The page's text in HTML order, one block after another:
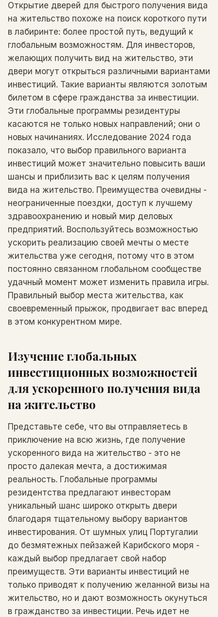
Открытие дверей для быстрого получения вида
на жительство похоже на поиск короткого пути
в лабиринте: более простой путь, ведущий к
глобальным возможностям. Для инвесторов,
желающих получить вид на жительство, эти
двери могут открыться различными вариантами
инвестиций. Такие варианты являются золотым
билетом в сфере гражданства за инвестиции.
Эти глобальные программы резидентуры
касаются не только новых направлений; они о
новых начинаниях. Исследование 2024 года
показало, что выбор правильного варианта
инвестиций может значительно повысить ваши
шансы и приблизить вас к целям получения
вида на жительство. Преимущества очевидны -
неограниченные поездки, доступ к лучшему
здравоохранению и новый мир деловых
предприятий. Воспользуйтесь возможностью
ускорить реализацию своей мечты о месте
жительства уже сегодня, потому что в этом
постоянно связанном глобальном сообществе
удачный момент может изменить правила игры.
Правильный выбор места жительства, как
своевременный прыжок, продвигает вас вперед
в этом конкурентном мире.
Изучение глобальных
инвестиционных возможностей
для ускоренного получения вида
на жительство
Представьте себе, что вы отправляетесь в
приключение на всю жизнь, где получение
ускоренного вида на жительство - это не
просто далекая мечта, а достижимая
реальность. Глобальные программы
резидентства предлагают инвесторам
уникальный шанс широко открыть двери
благодаря тщательному выбору вариантов
инвестирования. От шумных улиц Португалии
до безмятежных пейзажей Карибского моря -
каждый выбор предлагает свой набор
преимуществ. Эти варианты инвестиций не
только приводят к получению желанной визы на
жительство, но и дают возможность окунуться
в гражданство за инвестиции. Речь идет не